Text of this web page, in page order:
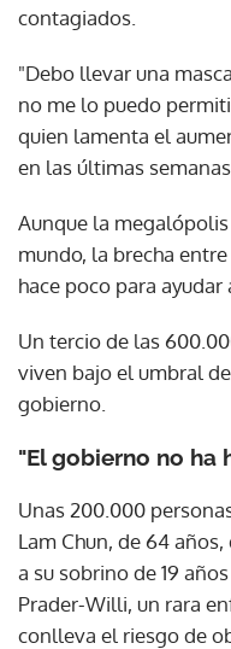
contagiados.
"Debo llevar una
no me lo puedo
quien lamenta el
en las últimas semanas.
Aunque la
mundo, la brecha
hace poco para
Un tercio de las
viven bajo el umbral
gobierno.
"El gobierno no ha
Unas 200.000
Lam Chun, de 64
a su sobrino de 19
Prader-Willi, un rara
conlleva el riesgo de